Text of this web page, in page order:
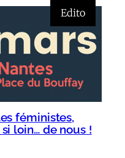
Edito
féministes,
loin… de nous !